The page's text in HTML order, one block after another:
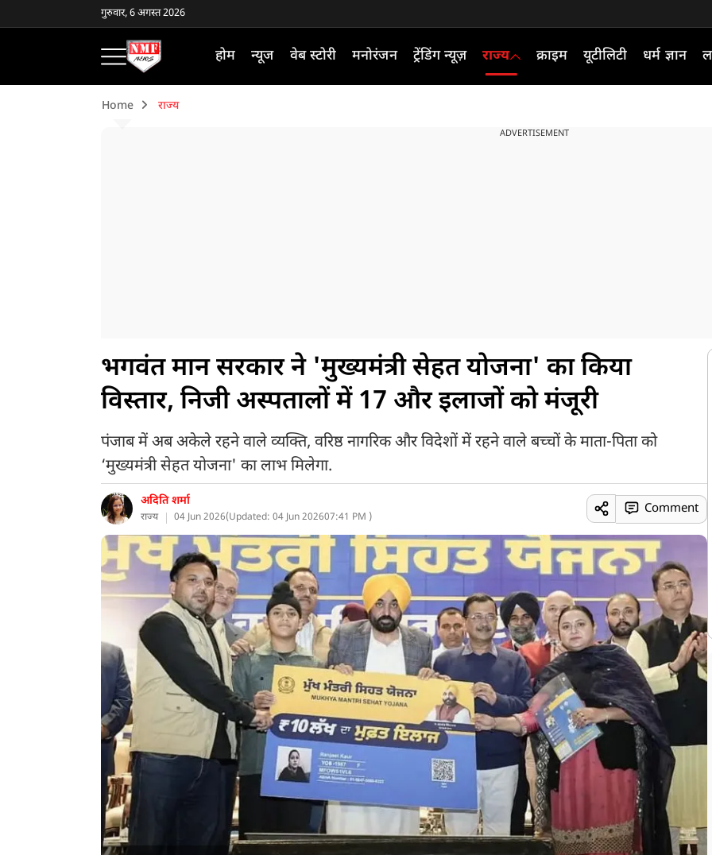
गुरुवार, 6 अगस्त 2026
होम न्यूज वेब स्टोरी मनोरंजन ट्रेंडिंग न्यूज़ राज्य क्राइम यूटीलिटी धर्म ज्ञान
Home राज्य
ADVERTISEMENT
भगवंत मान सरकार ने 'मुख्यमंत्री सेहत योजना' का किया
विस्तार, निजी अस्पतालों में 17 और इलाजों को मंजूरी
पंजाब में अब अकेले रहने वाले व्यक्ति, वरिष्ठ नागरिक और विदेशों में रहने वाले बच्चों के माता-पिता को
‘मुख्यमंत्री सेहत योजना' का लाभ मिलेगा.
अदिति शर्मा
राज्य 04 Jun 2026(Updated: 04 Jun 202607:41 PM )
Comment